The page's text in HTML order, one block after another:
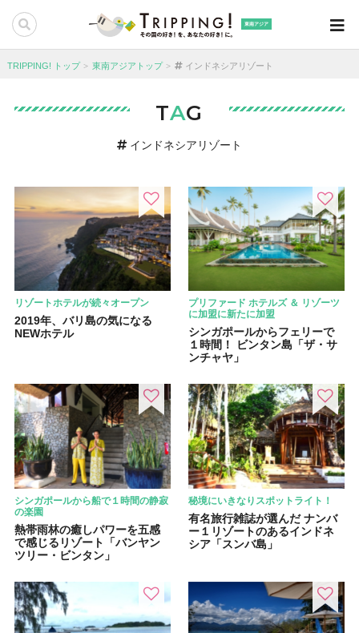
東南アジア
TRIPPING! トップ 東南アジアトップ インドネシアリゾート
TAG
インドネシアリゾート
リゾートホテルが続々オープン
2019年、バリ島の気になる
NEWホテル
プリファード ホテルズ ＆ リゾーツ
に加盟に新たに加盟
シンガポールからフェリーで
１時間！ ビンタン島「ザ・サ
ンチャヤ」
シンガポールから船で１時間の静寂
の楽園
熱帯雨林の癒しパワーを五感
で感じるリゾート「バンヤン
ツリー・ビンタン」
秘境にいきなりスポットライト！
有名旅行雑誌が選んだ ナンバ
ー１リゾートのあるインドネ
シア「スンバ島」